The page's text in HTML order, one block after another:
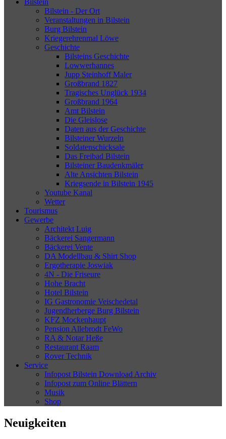
Bilstein
Bilstein - Der Ort
Veranstaltungen in Bilstein
Burg Bilstein
Kriegerehrenmal Löwe
Geschichte
Bilsteins Geschichte
Lowwerhannes
Jupp Steinhoff Maler
Großbrand 1827
Tragisches Unglück 1934
Großbrand 1964
Amt Bilstein
Die Gleislose
Daten aus der Geschichte
Bilsteiner Wurzeln
Soldatenschicksale
Das Freibad Bilstein
Bilsteiner Baudenkmäler
Alte Ansichten Bilstein
Kriegsende in Bilstein 1945
Youtube Kanal
Wetter
Tourismus
Gewerbe
Architekt Luig
Bäckerei Sangermann
Bäckerei Vente
DA Modellbau & Shirt Shop
Ergotherapie Joswiak
4N - Die Friseure
Hohe Bracht
Hotel Bilstein
IG Gastronomie Veischedetal
Jugendherberge Burg Bilstein
KFZ Mockenhaupt
Pension Allebrodt FeWo
RA & Notar Heße
Restaurant Raam
Rover Technik
Service
Infopost Bilstein Download Archiv
Infopost zum Online Blättern
Musik
Shop
Neuigkeiten